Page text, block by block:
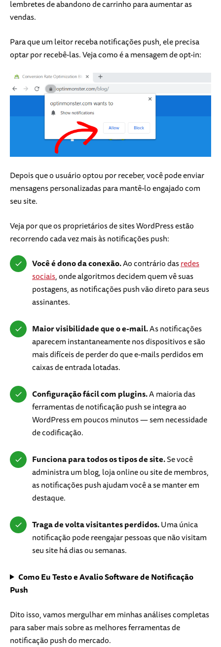
lembretes de abandono de carrinho para aumentar as
vendas.
Para que um leitor receba notificações push, ele precisa
optar por recebê-las. Veja como é a mensagem de opt-in:
Depois que o usuário optou por receber, você pode enviar
mensagens personalizadas para mantê-lo engajado com
seu site.
Veja por que os proprietários de sites WordPress estão
recorrendo cada vez mais às notificações push:
Você é dono da conexão.Ao contrário dasredes
sociais, onde algoritmos decidem quem vê suas
postagens, as notificações push vão direto para seus
assinantes.
Maior visibilidade que o e-mail.As notificações
aparecem instantaneamente nos dispositivos e são
mais difíceis de perder do que e-mails perdidos em
caixas de entrada lotadas.
Configuração fácil com plugins.A maioria das
ferramentas de notificação push se integra ao
WordPress em poucos minutos — sem necessidade
de codificação.
Funciona para todos os tipos de site.Se você
administra um blog, loja online ou site de membros,
as notificações push ajudam você a se manter em
destaque.
Traga de volta visitantes perdidos.Uma única
notificação pode reengajar pessoas que não visitam
seu site há dias ou semanas.
Como Eu Testo e Avalio Software de Notificação
Push
Dito isso, vamos mergulhar em minhas análises completas
para saber mais sobre as melhores ferramentas de
notificação push do mercado.